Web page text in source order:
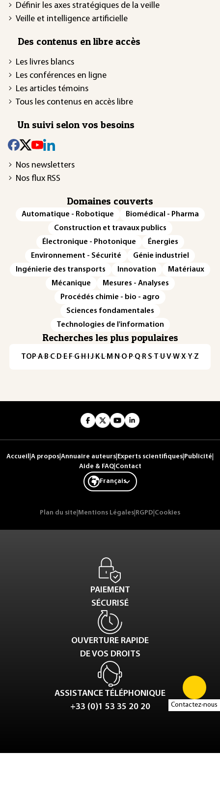
Contactez-nous
Définir les axes stratégiques de la veille
Veille et intelligence artificielle
Des contenus en libre accès
Les livres blancs
Les conférences en ligne
Les articles témoins
Tous les contenus en accès libre
Un suivi selon vos besoins
Nos newsletters
Nos flux RSS
Domaines couverts
Automatique - Robotique
Biomédical - Pharma
Construction et travaux publics
Électronique - Photonique
Énergies
Environnement - Sécurité
Génie industriel
Ingénierie des transports
Innovation
Matériaux
Mécanique
Mesures - Analyses
Procédés chimie - bio - agro
Sciences fondamentales
Technologies de l'information
Recherches les plus populaires
TOP·A·B·C· D· E· F·G· H · ·J· K· L· M · N ·O· P·Q· R·S·T·U·V·W·X·Y·Z
Accueil A propos Annuaire auteurs Experts scientifiques Publicité
Aide & FAQ| Contact
Français
Plan du site Mentions Légales RGPD Cookies
PAIEMENT
SÉCURISÉ
OUVERTURE RAPIDE
DE VOS DROITS
ASSISTANCE TÉLÉPHONIQUE
+33 (0)1 53 35 20 20